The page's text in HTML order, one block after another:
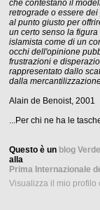
che contestano il
retrograde o essere
al punto giusto per
un certo senso la
islamista come di un
occhi dell'opinione
frustrazioni e
rappresentato dallo
dalla
Alain de Benoist, 2001
...Per chi ne ha le
Questo è un blog
alla
Prima Internazionale
Visualizza il mio profilo